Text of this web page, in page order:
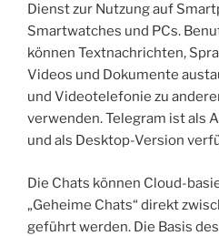
Dienst zur Nutzung auf
Smartwatches und PCs.
können Textnachrichten,
Videos und Dokumente
und Videotelefonie zu
verwenden. Telegram ist als
und als Desktop-Version
Die Chats können Cloud-
„Geheime Chats“ direkt
geführt werden. Die Basis